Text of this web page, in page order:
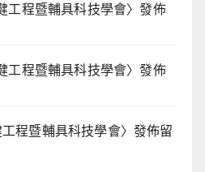
工程暨輔具科技學會〉發佈
工程暨輔具科技學會〉發佈
程暨輔具科技學會〉發佈留